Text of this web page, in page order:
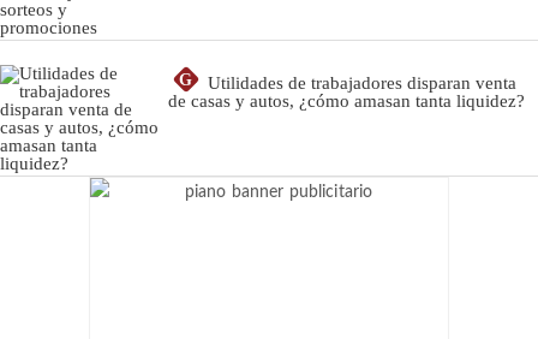
G
Utilidades de trabajadores disparan venta
de casas y autos, ¿cómo amasan tanta liquidez?